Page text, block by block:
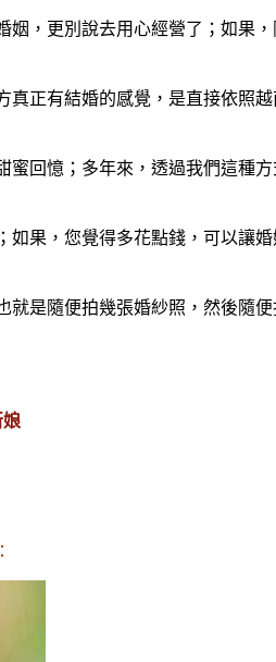
，更別說去用心經營了；如果
正有結婚的感覺，是直接依照
回憶；多年來，透過我們這種
果，您覺得多花點錢，可以讓
是隨便拍幾張婚紗照，然後隨
娘